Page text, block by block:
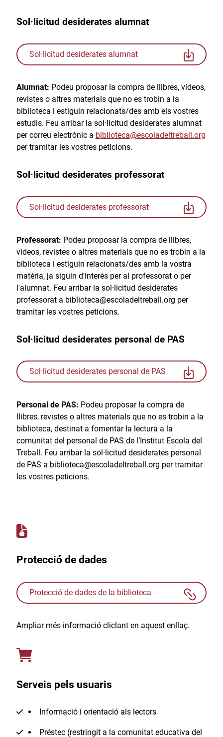
Sol·licitud desiderates alumnat
Sol·licitud desiderates alumnat
Alumnat: Podeu proposar la compra de llibres, vídeos,
revistes o altres materials que no es trobin a la
biblioteca i estiguin relacionats/des amb els vostres
estudis. Feu arribar la sol·licitud desiderates alumnat
per correu electrònic a biblioteca@escoladeltreball.org
per tramitar les vostres peticions.
Sol·licitud desiderates professorat
Sol·licitud desiderates professorat
Professorat: Podeu proposar la compra de llibres,
vídeos, revistes o altres materials que no es trobin a la
biblioteca i estiguin relacionats/des amb la vostra
matèria, ja siguin d'interès per al professorat o per
l'alumnat. Feu arribar la sol·licitud desiderates
professorat a biblioteca@escoladeltreball.org per
tramitar les vostres peticions.
Sol·licitud desiderates personal de PAS
Sol·licitud desiderates personal de PAS
Personal de PAS: Podeu proposar la compra de
llibres, revistes o altres materials que no es trobin a la
biblioteca, destinat a fomentar la lectura a la
comunitat del personal de PAS de l’Institut Escola del
Treball. Feu arribar la sol·licitud desiderates personal
de PAS a biblioteca@escoladeltreball.org per tramitar
les vostres peticions.
Protecció de dades
Protecció de dades de la biblioteca
Ampliar més informació cliclant en aquest enllaç.
Serveis pels usuaris
Informació i orientació als lectors
Préstec (restringit a la comunitat educativa del